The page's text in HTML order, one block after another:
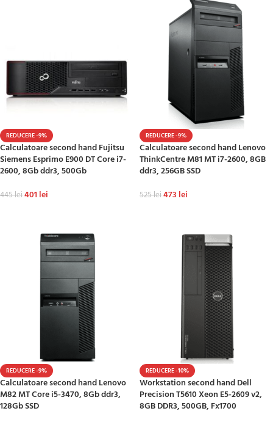
REDUCERE -9%
Calculatoare second hand Fujitsu
Siemens Esprimo E900 DT Core i7-
2600, 8Gb ddr3, 500Gb
445lei401 lei
REDUCERE -9%
Calculatoare second hand Lenovo
ThinkCentre M81 MT i7-2600, 8GB
ddr3, 256GB SSD
525lei473 lei
REDUCERE -9%
Calculatoare second hand Lenovo
M82 MT Core i5-3470, 8Gb ddr3,
128Gb SSD
REDUCERE -10%
Workstation second hand Dell
Precision T5610 Xeon E5-2609 v2,
8GB DDR3, 500GB, Fx1700